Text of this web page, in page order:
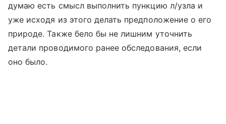
думаю есть смысл выполнить пункцию л/узла и
уже исходя из этого делать предположение о его
природе. Также бело бы не лишним уточнить
детали проводимого ранее обследования, если
оно было.